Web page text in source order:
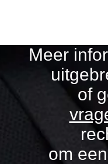
Meer
of
om